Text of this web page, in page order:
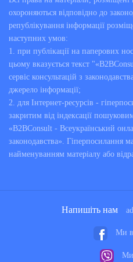
консультування за
оформлення
виходу зі спірної
допомога в
заповіту;
консультативна
свідоцтва на право
підготовка угод
звернення до нотаріуса
сприяння у
боргами спадкодавця;
допомога щодо
закінчення
і багато інших питань.
В онлайн сервісі надають
необхідно зареєструватися
можете лише спробувати
адвоката
цьому розділі сайту по
охороняються відповідно до
републікування інформації
наступних умов:
1. при публікації на паперових
цьому вказується текст
сервіс консультацій з
джерело інформації;
2. для Інтернет-ресурсів -
закритим від індексації
«B2BConsult - Всеукраїнський
законодавства». Гіперпосилання
найменуванням матеріалу або
Напишіть нам
Ми в
Ми